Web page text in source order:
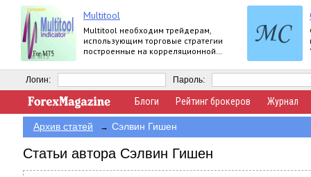
Multitool
Multitool необходим трейдерам,
использующим торговые стратегии
построенные на корреляционной
Логин: Пароль:
Блоги Рейтинг брокеров Журнал
Архив статей → Сэлвин Гишен
Статьи автора Сэлвин Гишен